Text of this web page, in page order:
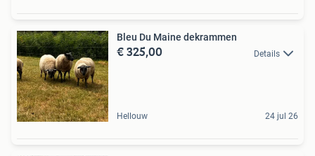
Bleu Du Maine dekrammen
€ 325,00 Details
Hellouw 24 jul 26